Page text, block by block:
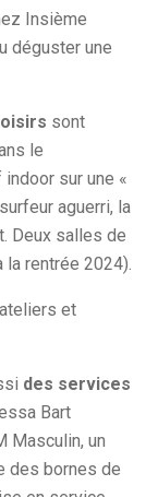
Insième
déguster une
sont
le
sur une «
aguerri, la
Deux salles de
la rentrée 2024).
et
des services
Bart
Masculin, un
des bornes de